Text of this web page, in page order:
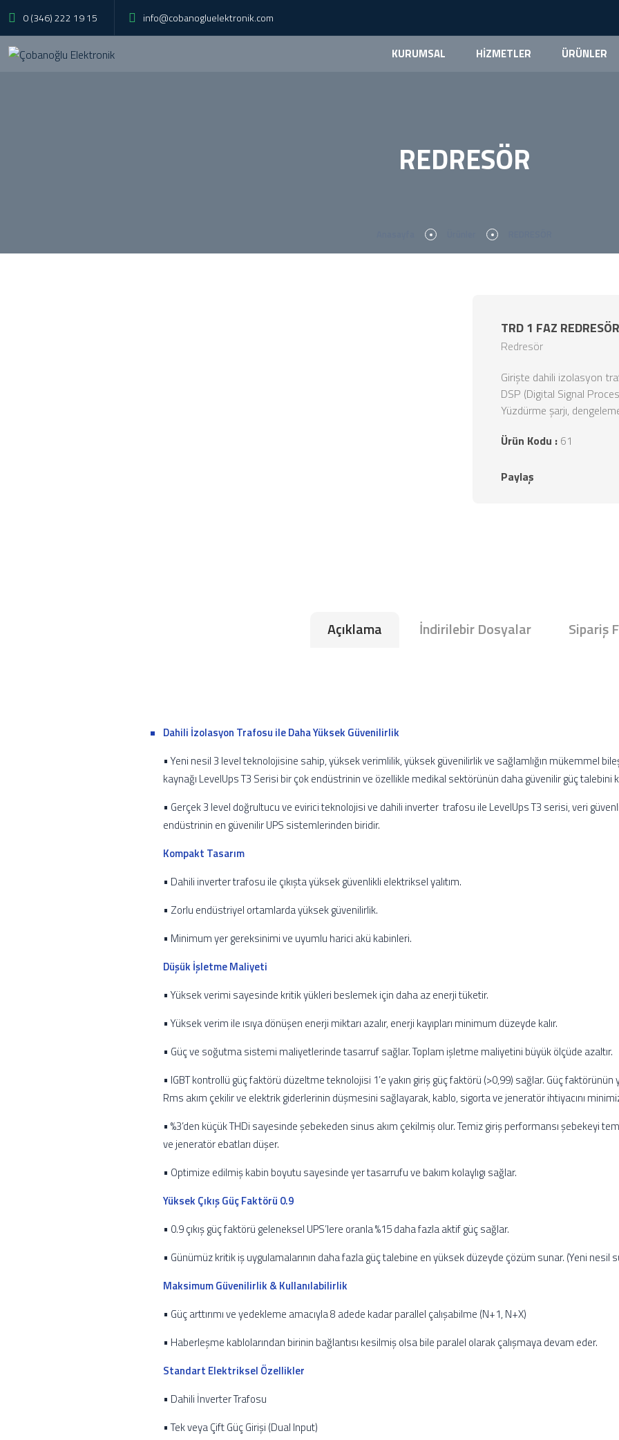
0 (346) 222 19 15 info@cobanogluelektronik.com
KURUMSAL HİZMETLER ÜRÜNLER
REDRESÖR
TRD 1 FAZ REDRESÖR
Redresör
Girişte dahili izolasyon
DSP (Digital Signal
Yüzdürme şarjı,
Ürün Kodu : 61
Paylaş
Açıklama İndirilebir Dosyalar Sipariş
Dahili İzolasyon Trafosu ile Daha Yüksek Güvenilirlik
• Yeni nesil 3 level teknolojisine sahip, yüksek verimlilik, yüksek güvenilirlik ve sağlamlığın mükemmel
kaynağı LevelUps T3 Serisi bir çok endüstrinin ve özellikle medikal sektörünün daha güvenilir güç talebini
• Gerçek 3 level doğrultucu ve evirici teknolojisi ve dahili inverter trafosu ile LevelUps T3 serisi, veri
endüstrinin en güvenilir UPS sistemlerinden biridir.
Kompakt Tasarım
• Dahili inverter trafosu ile çıkışta yüksek güvenlikli elektriksel yalıtım.
• Zorlu endüstriyel ortamlarda yüksek güvenilirlik.
• Minimum yer gereksinimi ve uyumlu harici akü kabinleri.
Düşük İşletme Maliyeti
• Yüksek verimi sayesinde kritik yükleri beslemek için daha az enerji tüketir.
• Yüksek verim ile ısıya dönüşen enerji miktarı azalır, enerji kayıpları minimum düzeyde kalır.
• Güç ve soğutma sistemi maliyetlerinde tasarruf sağlar. Toplam işletme maliyetini büyük ölçüde azaltır.
• IGBT kontrollü güç faktörü düzeltme teknolojisi 1’e yakın giriş güç faktörü (>0,99) sağlar. Güç
Rms akım çekilir ve elektrik giderlerinin düşmesini sağlayarak, kablo, sigorta ve jeneratör ihtiyacını
• %3’den küçük THDi sayesinde şebekeden sinus akım çekilmiş olur. Temiz giriş performansı şebekeyi
ve jeneratör ebatları düşer.
• Optimize edilmiş kabin boyutu sayesinde yer tasarrufu ve bakım kolaylıgı sağlar.
Yüksek Çıkış Güç Faktörü 0.9
• 0.9 çıkış güç faktörü geleneksel UPS’lere oranla %15 daha fazla aktif güç sağlar.
• Günümüz kritik iş uygulamalarının daha fazla güç talebine en yüksek düzeyde çözüm sunar. (Yeni nesil
Maksimum Güvenilirlik & Kullanılabilirlik
• Güç arttırımı ve yedekleme amacıyla 8 adede kadar parallel çalışabilme (N+1, N+X)
• Haberleşme kablolarından birinin bağlantısı kesilmiş olsa bile paralel olarak çalışmaya devam eder.
Standart Elektriksel Özellikler
• Dahili İnverter Trafosu
• Tek veya Çift Güç Girişi (Dual Input)